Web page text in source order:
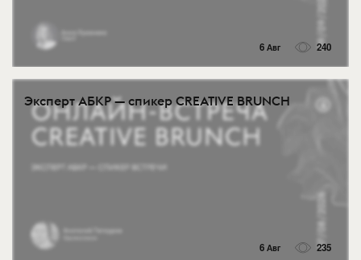
6 Авг 240
Эксперт АБКР — спикер CREATIVE BRUNCH
6 Авг 235